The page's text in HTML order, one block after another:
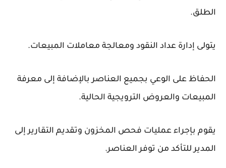
الطلق.
يتولى إدارة عداد النقود ومعالجة معاملات المبيعات.
الحفاظ على الوعي بجميع العناصر بالإضافة إلى معرفة
المبيعات والعروض الترويجية الحالية.
يقوم بإجراء عمليات فحص المخزون وتقديم التقارير إلى
المدير للتأكد من توفر العناصر.